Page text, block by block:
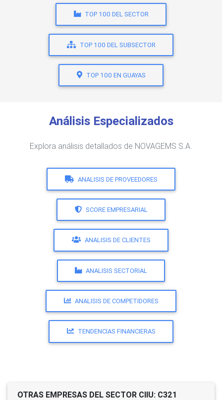
TOP 100 DEL SECTOR
TOP 100 DEL SUBSECTOR
TOP 100 EN GUAYAS
Análisis Especializados
Explora análisis detallados de NOVAGEMS S.A.
ANALISIS DE PROVEEDORES
SCORE EMPRESARIAL
ANALISIS DE CLIENTES
ANALISIS SECTORIAL
ANALISIS DE COMPETIDORES
TENDENCIAS FINANCIERAS
OTRAS EMPRESAS DEL SECTOR CIIU: C321